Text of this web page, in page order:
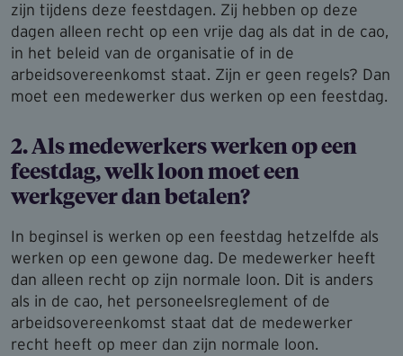
zijn tijdens deze feestdagen. Zij hebben op deze
dagen alleen recht op een vrije dag als dat in de cao,
in het beleid van de organisatie of in de
arbeidsovereenkomst staat. Zijn er geen regels? Dan
moet een medewerker dus werken op een feestdag.
2. Als medewerkers werken op een
feestdag, welk loon moet een
werkgever dan betalen?
In beginsel is werken op een feestdag hetzelfde als
werken op een gewone dag. De medewerker heeft
dan alleen recht op zijn normale loon. Dit is anders
als in de cao, het personeelsreglement of de
arbeidsovereenkomst staat dat de medewerker
recht heeft op meer dan zijn normale loon.